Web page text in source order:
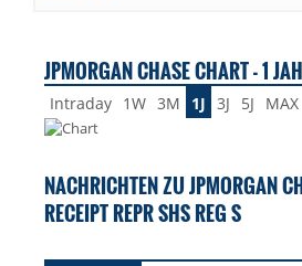
JPMORGAN CHASE CHART - 1
Intraday 1W 3M 1J 3J 5J MAX
NACHRICHTEN ZU JPMORGAN
RECEIPT REPR SHS REG S